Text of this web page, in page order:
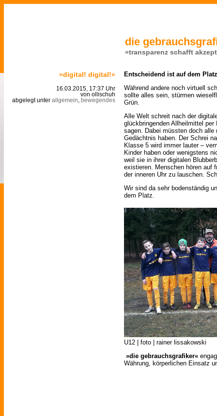
die
»transparenz schafft
»digital! digital!«
16.03.2015, 17:37 Uhr
von ollischuh
abgelegt unter allgemein bewegendes
Entscheidend ist auf dem Platz
Während andere noch virtuell
sollte alles sein, stürmen
Grün.
Alle Welt schreit nach der
glückbringenden Allheilmittel
sagen. Dabei müssten doch
Gedächtnis haben. Der Schrei
Klasse 5 wird immer lauter –
Kinder haben oder wenigstens
weil sie in ihrer digitalen
existieren. Menschen hören auf
der inneren Uhr zu lauschen.
Wir sind da sehr bodenständig
dem Platz.
U12 | foto | rainer lissakowski
»die gebrauchsgrafiker«
Währung, körperlichen Einsatz